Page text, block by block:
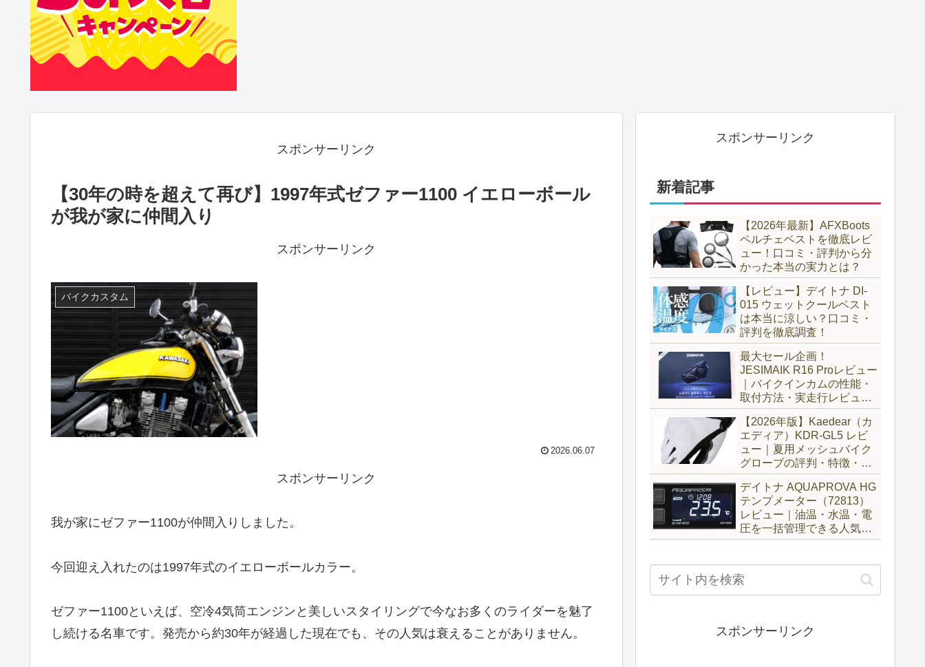
スポンサーリンク
【30年の時を超えて再び】1997年式ゼファー1100 イエローボール
が我が家に仲間入り
スポンサーリンク
バイクカスタム
2026.06.07
スポンサーリンク
我が家にゼファー1100が仲間入りしました。
今回迎え入れたのは1997年式のイエローボールカラー。
ゼファー1100といえば、空冷4気筒エンジンと美しいスタイリングで今なお多くのライダーを魅了
し続ける名車です。発売から約30年が経過した現在でも、その人気は衰えることがありません。
スポンサーリンク
新着記事
【2026年最新】AFXBoots
ペルチェベストを徹底レビ
ュー！口コミ・評判から分
かった本当の実力とは？
【レビュー】デイトナ DI-
015 ウェットクールベスト
は本当に涼しい？口コミ・
評判を徹底調査！
最大セール企画！
JESIMAIK R16 Proレビュー
｜バイクインカムの性能・
取付方法・実走行レビュー
とH6比較
【2026年版】Kaedear（カ
エディア）KDR-GL5 レビ
ュー｜夏用メッシュバイク
グローブの評判・特徴・サ
イズ感を徹底解説
デイトナ AQUAPROVA HG
テンプメーター（72813）
レビュー｜油温・水温・電
圧を一括管理できる人気メ
ーターを徹底評価
スポンサーリンク